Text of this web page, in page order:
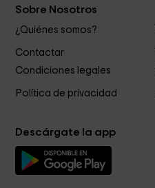
Sobre Nosotros
¿Quiénes somos?
Contactar
Condiciones legales
Política de privacidad
Descárgate la app